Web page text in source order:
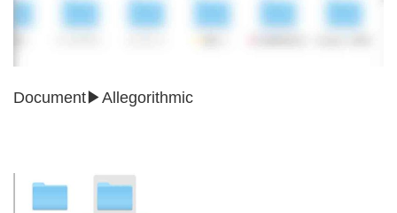
Document▶︎Allegorithmic